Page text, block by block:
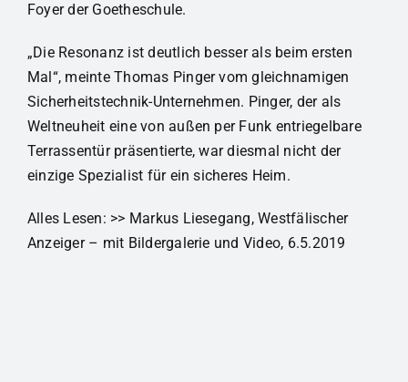
Foyer der Goetheschule.
„Die Resonanz ist deutlich besser als beim ersten
Mal“, meinte Thomas Pinger vom gleichnamigen
Sicherheitstechnik-Unternehmen. Pinger, der als
Weltneuheit eine von außen per Funk entriegelbare
Terrassentür präsentierte, war diesmal nicht der
einzige Spezialist für ein sicheres Heim.
Alles Lesen: >> Markus Liesegang, Westfälischer
Anzeiger – mit Bildergalerie und Video, 6.5.2019